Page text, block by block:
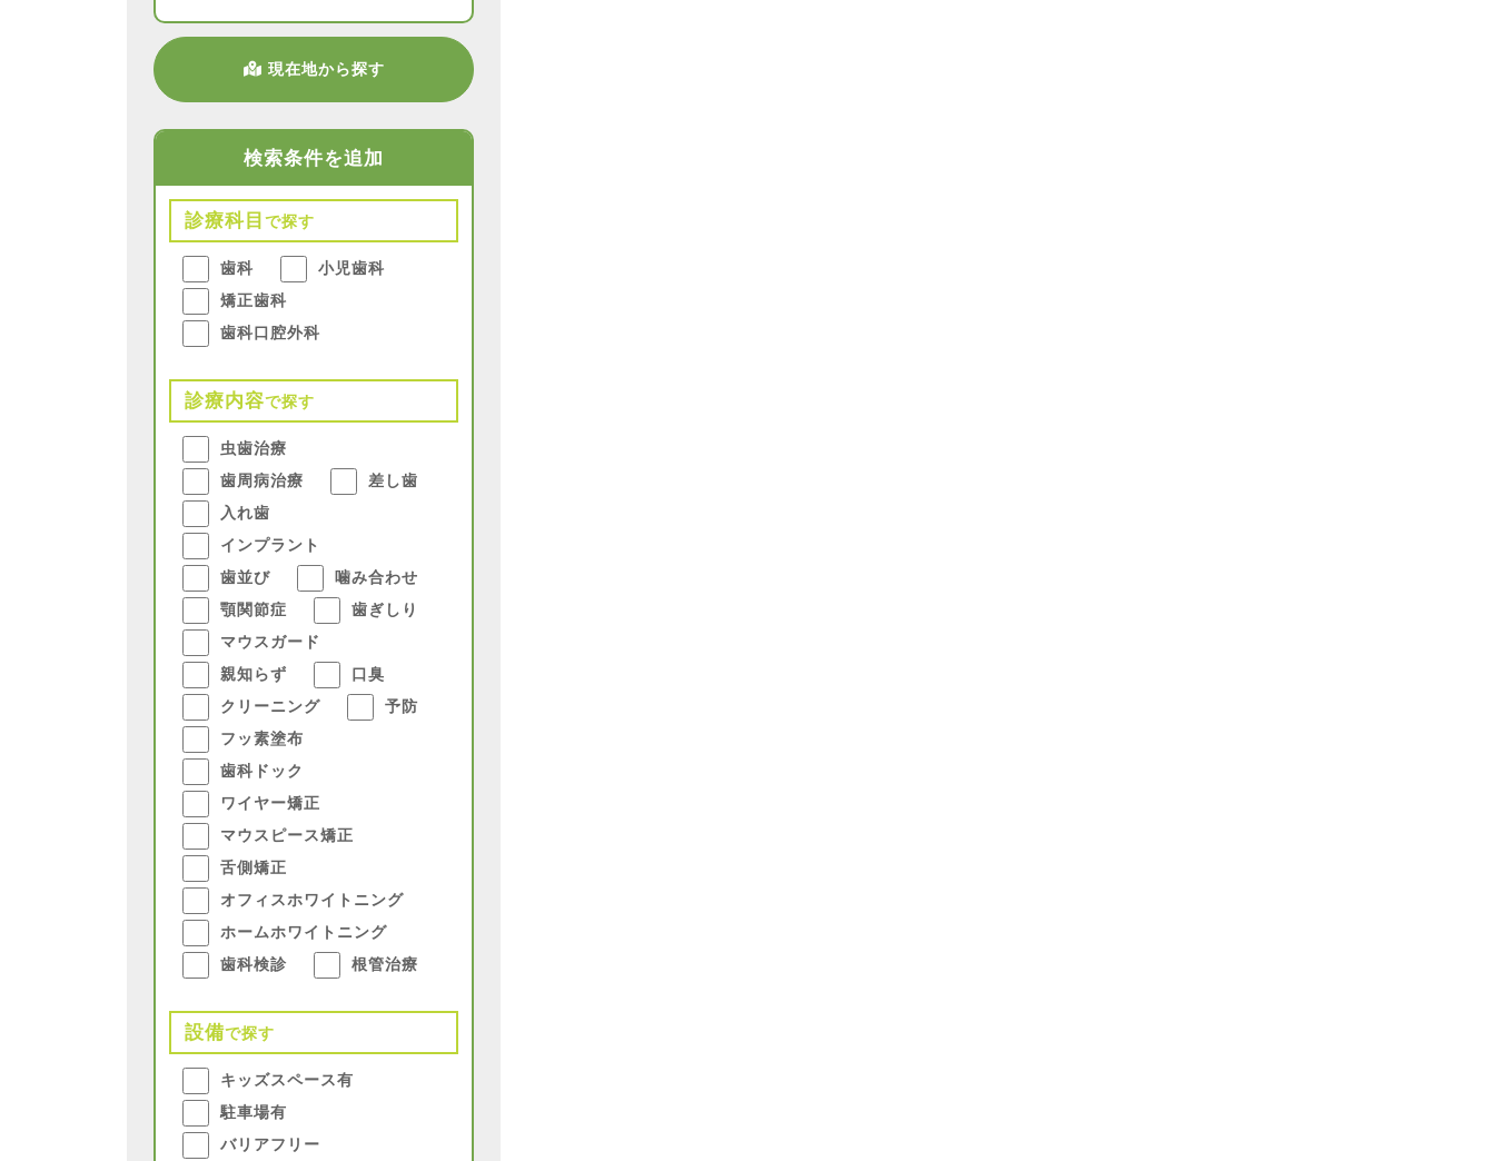
現在地から探す
検索条件を追加
診療科目で探す
歯科
小児歯科
矯正歯科
歯科口腔外科
診療内容で探す
虫歯治療
歯周病治療
差し歯
入れ歯
インプラント
歯並び
噛み合わせ
顎関節症
歯ぎしり
マウスガード
親知らず
口臭
クリーニング
予防
フッ素塗布
歯科ドック
ワイヤー矯正
マウスピース矯正
舌側矯正
オフィスホワイトニング
ホームホワイトニング
歯科検診
根管治療
設備で探す
キッズスペース有
駐車場有
バリアフリー